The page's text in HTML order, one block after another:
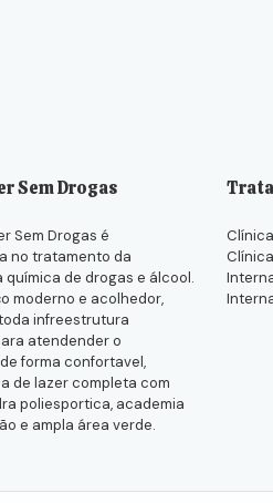
Sem Drogas
Sem Drogas é
no tratamento da
de drogas e álcool.
moderno e acolhedor,
infreestrutura
atendender o
forma confortavel,
de lazer completa com
poliesportica, academia
e ampla área verde.